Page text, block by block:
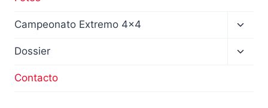
Campeonato Extremo 4×4
hijo
Dossier
Contacto